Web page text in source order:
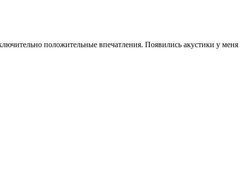
положительные впечатления. Появились акустики у меня